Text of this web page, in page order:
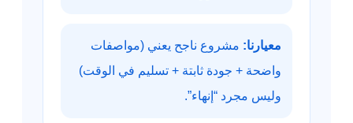
معيارنا: مشروع ناجح يعني (مواصفات
واضحة + جودة ثابتة + تسليم في الوقت)
وليس مجرد “إنهاء”.